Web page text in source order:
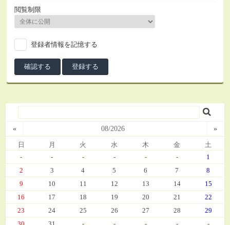
閲覧制限
登録者情報を記憶する
« 08/2026 »
日 月 火 水 木 金 土
- - - - - -
1
2
3 4 5 6 7
8
9
10 11 12 13 14
15
16
17 18 19 20 21
22
23
24 25 26 27 28
29